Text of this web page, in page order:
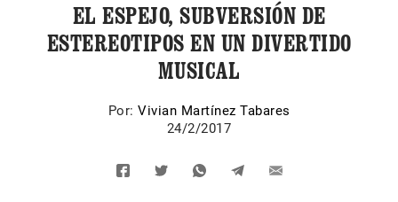
EL ESPEJO, SUBVERSIÓN DE
ESTEREOTIPOS EN UN DIVERTIDO
MUSICAL
Por: Vivian Martínez Tabares
24/2/2017